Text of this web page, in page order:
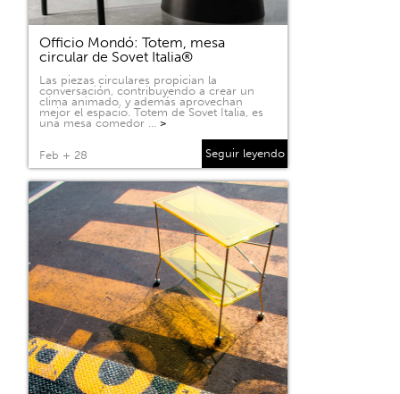
Officio Mondó: Totem, mesa
circular de Sovet Italia®
Las piezas circulares propician la
conversación, contribuyendo a crear un
clima animado, y además aprovechan
mejor el espacio. Totem de Sovet Italia, es
una mesa comedor … >
Feb + 28 Seguir leyendo